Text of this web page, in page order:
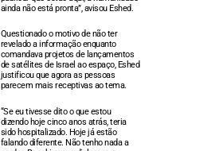
ainda não está pronta”, avisou Eshed.
Questionado o motivo de não ter
revelado a informação enquanto
comandava projetos de lançamentos
de satélites de Israel ao espaço, Eshed
justificou que agora as pessoas
parecem mais receptivas ao tema.
“Se eu tivesse dito o que estou
dizendo hoje cinco anos atrás, teria
sido hospitalizado. Hoje já estão
falando diferente. Não tenho nada a